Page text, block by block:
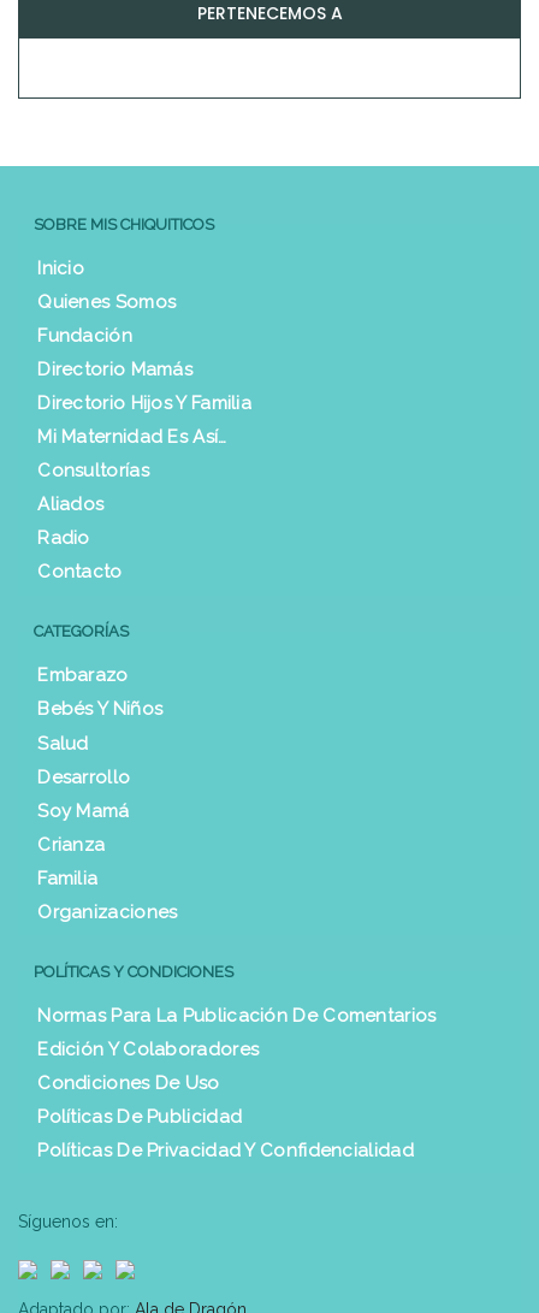
PERTENECEMOS A
SOBRE MIS CHIQUITICOS
Inicio
Quienes Somos
Fundación
Directorio Mamás
Directorio Hijos Y Familia
Mi Maternidad Es Así…
Consultorías
Aliados
Radio
Contacto
CATEGORÍAS
Embarazo
Bebés Y Niños
Salud
Desarrollo
Soy Mamá
Crianza
Familia
Organizaciones
POLÍTICAS Y CONDICIONES
Normas Para La Publicación De Comentarios
Edición Y Colaboradores
Condiciones De Uso
Políticas De Publicidad
Políticas De Privacidad Y Confidencialidad
Síguenos en: